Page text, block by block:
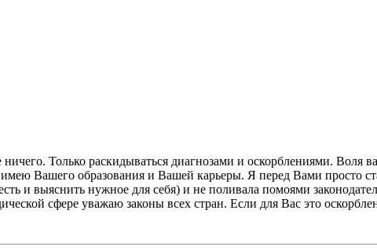
ничего. Только раскидываться диагнозами и оскорблениями. Воля
Вашего образования и Вашей карьеры. Я перед Вами просто
и выяснить нужное для себя) и не поливала помоями
сфере уважаю законы всех стран. Если для Вас это